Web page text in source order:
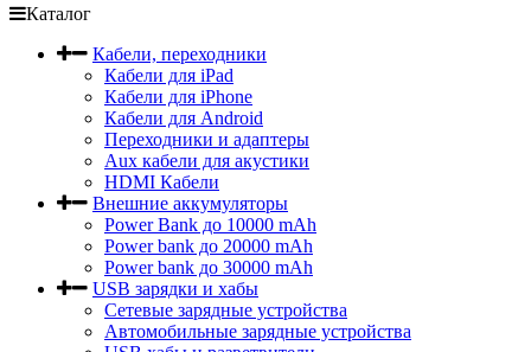
Каталог
Кабели, переходники
Кабели для iPad
Кабели для iPhone
Кабели для Android
Переходники и адаптеры
Aux кабели для акустики
HDMI Кабели
Внешние аккумуляторы
Power Bank до 10000 mAh
Power bank до 20000 mAh
Power bank до 30000 mAh
USB зарядки и хабы
Сетевые зарядные устройства
Автомобильные зарядные устройства